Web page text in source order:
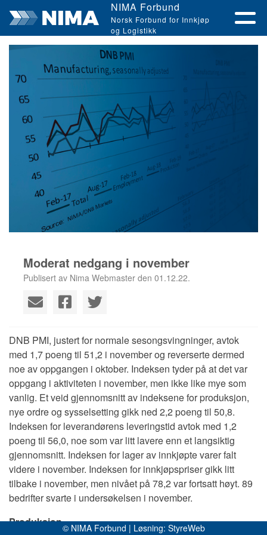
NIMA Forbund
Norsk Forbund for Innkjøp
og Logistikk
Moderat nedgang i november
Publisert av Nima Webmaster den 01.12.22.
DNB PMI, justert for normale sesongsvingninger, avtok
med 1,7 poeng til 51,2 i november og reverserte dermed
noe av oppgangen i oktober. Indeksen tyder på at det var
oppgang i aktiviteten i november, men ikke like mye som
vanlig. Et veid gjennomsnitt av indeksene for produksjon,
nye ordre og sysselsetting gikk ned 2,2 poeng til 50,8.
Indeksen for leverandørens leveringstid avtok med 1,2
poeng til 56,0, noe som var litt lavere enn et langsiktig
gjennomsnitt. Indeksen for lager av innkjøpte varer falt
videre i november. Indeksen for innkjøpspriser gikk litt
tilbake i november, men nivået på 78,2 var fortsatt høyt. 89
bedrifter svarte i undersøkelsen i november.
Produksjon© NIMA Forbund | Løsning: StyreWeb